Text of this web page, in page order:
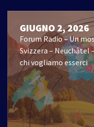
GIUGNO 2, 2026
Forum Radio – Un
Svizzera – Neuchâtel
chi vogliamo esserci